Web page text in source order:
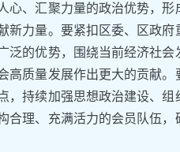
心、汇聚力量的政治优势，形
力量。要紧扣区委、区政府
泛的优势，围绕当前经济社会
高质量发展作出更大的贡献。
，持续加强思想政治建设、组
合理、充满活力的会员队伍，